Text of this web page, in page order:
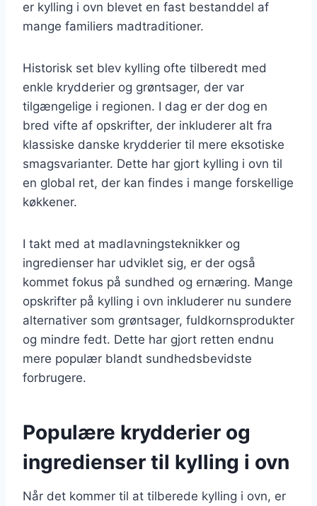
er kylling i ovn blevet en fast bestanddel af
mange familiers madtraditioner.
Historisk set blev kylling ofte tilberedt med
enkle krydderier og grøntsager, der var
tilgængelige i regionen. I dag er der dog en
bred vifte af opskrifter, der inkluderer alt fra
klassiske danske krydderier til mere eksotiske
smagsvarianter. Dette har gjort kylling i ovn til
en global ret, der kan findes i mange forskellige
køkkener.
I takt med at madlavningsteknikker og
ingredienser har udviklet sig, er der også
kommet fokus på sundhed og ernæring. Mange
opskrifter på kylling i ovn inkluderer nu sundere
alternativer som grøntsager, fuldkornsprodukter
og mindre fedt. Dette har gjort retten endnu
mere populær blandt sundhedsbevidste
forbrugere.
Populære krydderier og
ingredienser til kylling i ovn
Når det kommer til at tilberede kylling i ovn, er